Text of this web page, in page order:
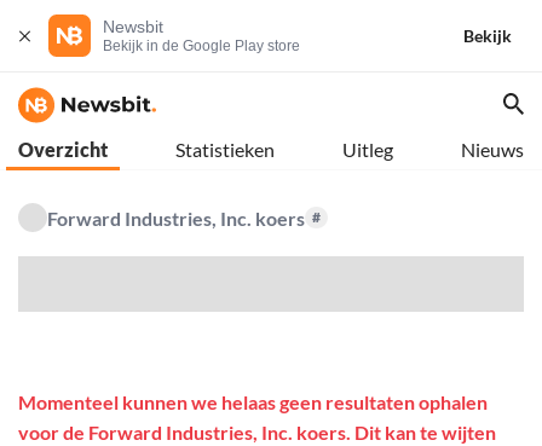
Newsbit
Bekijk in de Google Play store
Bekijk
Overzicht Statistieken Uitleg Nieuws
Forward Industries, Inc. koers #
Momenteel kunnen we helaas geen resultaten ophalen
voor de Forward Industries, Inc. koers. Dit kan te wijten